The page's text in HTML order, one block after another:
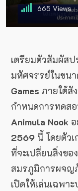
665 Views
เตรียมตัวสัมผัส
มหัศจรรย์ในขนา
Games ภายใต้สั
กำหนดการทดส
Animula Nook
2569 นี้ โดยตัว
ที่จะเปลี่ยนสิ่งขอ
สมรภูมิการผจญ
เปิดให้เล่นเฉพา